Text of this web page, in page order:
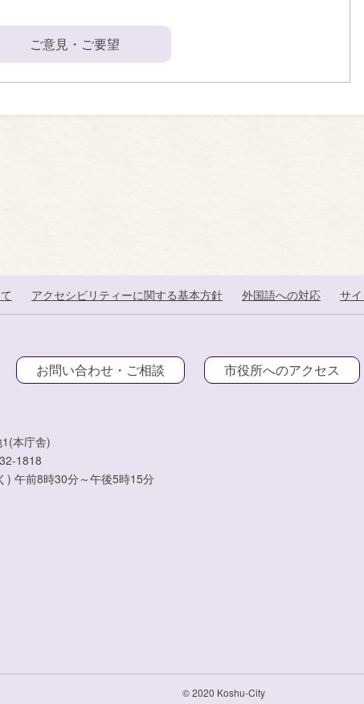
ご意見・ご要望
アクセシビリティーに関する基本方針 外国語への対応 サ
お問い合わせ・ご相談 市役所へのアクセス
本庁舎)
1818
) 午前8時30分～午後5時15分
© 2020 Koshu-City